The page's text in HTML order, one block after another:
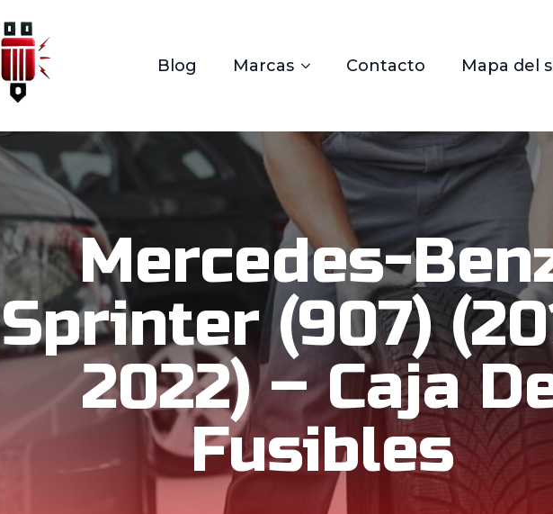
Blog Marcas Contacto Mapa del
Mercedes-
Sprinter (907)
2022) – Caja
Fusibles